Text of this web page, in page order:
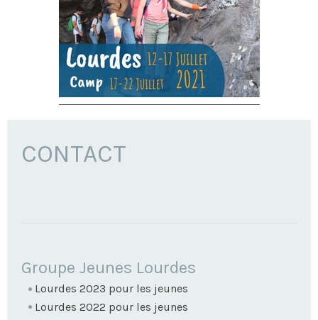
CONTACT
NAVIGATION
Groupe Jeunes Lourdes
Lourdes 2023 pour les jeunes
Lourdes 2022 pour les jeunes